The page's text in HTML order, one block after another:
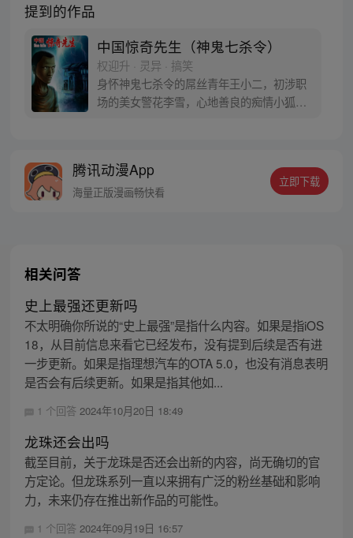
提到的作品
中国惊奇先生（神鬼七杀令）
权迎升 · 灵异 · 搞笑
身怀神鬼七杀令的屌丝青年王小二，初涉职
场的美女警花李雪，心地善良的痴情小狐
（群号码：93277487）已满，欢迎加入中国
惊奇先生粉丝娱乐二群，群号码：
腾讯动漫App
海量正版漫画畅快看
立即下载
相关问答
史上最强还更新吗
不太明确你所说的“史上最强”是指什么内容。如果是指iOS
18，从目前信息来看它已经发布，没有提到后续是否有进
一步更新。如果是指理想汽车的OTA 5.0，也没有消息表明
是否会有后续更新。如果是指其他如...
1 个回答 2024年10月20日 18:49
龙珠还会出吗
截至目前，关于龙珠是否还会出新的内容，尚无确切的官
方定论。但龙珠系列一直以来拥有广泛的粉丝基础和影响
力，未来仍存在推出新作品的可能性。
1 个回答 2024年09月19日 16:57